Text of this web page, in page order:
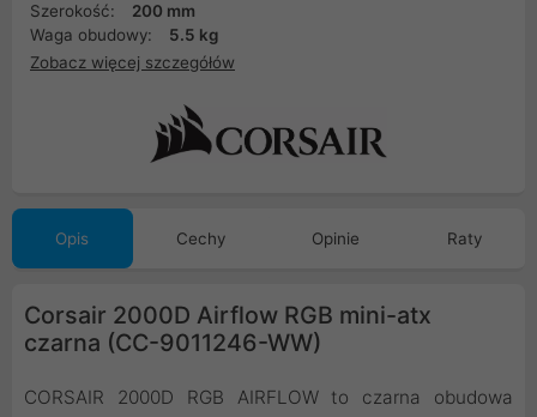
Szerokość:
200 mm
Waga obudowy:
5.5 kg
Zobacz więcej szczegółów
Opis Cechy Opinie Raty
Corsair 2000D Airflow RGB mini-atx
czarna (CC-9011246-WW)
CORSAIR 2000D RGB AIRFLOW to czarna obudowa